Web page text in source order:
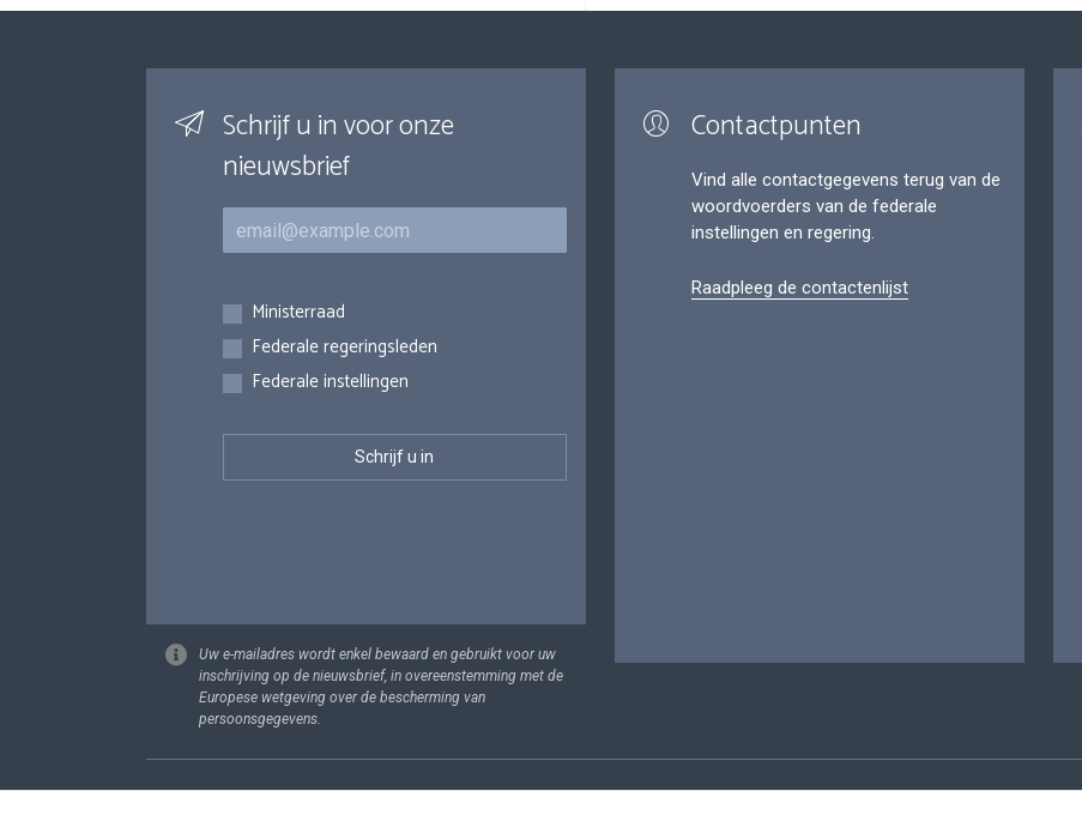
Schrijf u in voor onze
nieuwsbrief
E-mail
Inschrijvingen
Ministerraad
Federale regeringsleden
Federale instellingen
Uw e-mailadres wordt enkel bewaard en gebruikt voor uw
inschrijving op de nieuwsbrief, in overeenstemming met de
Europese wetgeving over de bescherming van
persoonsgegevens.
Contactpunten
Vind alle contactgegevens terug van de
woordvoerders van de federale
instellingen en regering.
Raadpleeg de contactenlijst
Footer